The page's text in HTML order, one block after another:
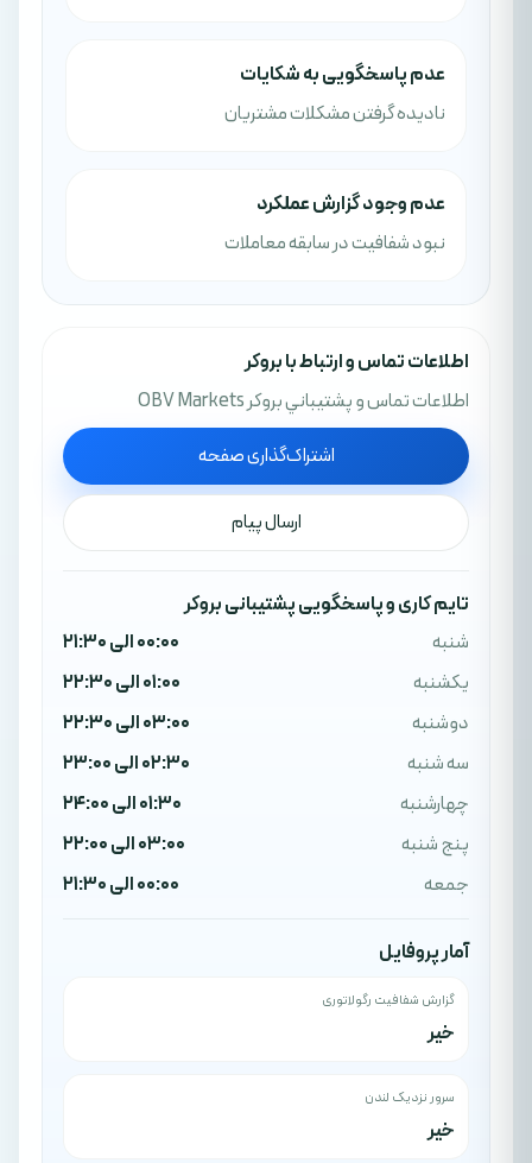
عدم پاسخگویی به شکایات
نادیده گرفتن مشکلات مشتریان
عدم وجود گزارش عملکرد
نبود شفافیت در سابقه معاملات
اطلاعات تماس و ارتباط با بروکر
اطلاعات تماس و پشتيباني بروکر OBV Markets
اشتراک‌گذاری صفحه
ارسال پیام
تایم کاری و پاسخگویی پشتیبانی بروکر
شنبه
00:00 الی 21:30
یکشنبه
01:00 الی 22:30
دوشنبه
03:00 الی 22:30
سه شنبه
02:30 الی 23:00
چهارشنبه
01:30 الی 24:00
پنج شنبه
03:00 الی 22:00
جمعه
00:00 الی 21:30
آمار پروفایل
گزارش شفافیت رگولاتوری
خیر
سرور نزدیک لندن
خیر